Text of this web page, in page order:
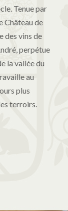
Tenue par
Château de
des vins de
perpétue
la vallée du
au
plus
terroirs.